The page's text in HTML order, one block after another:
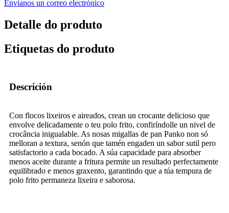
Envíanos un correo electrónico
Detalle do produto
Etiquetas do produto
Descrición
Con flocos lixeiros e aireados, crean un crocante delicioso que
envolve delicadamente o teu polo frito, confiríndolle un nivel de
crocância inigualable. As nosas migallas de pan Panko non só
melloran a textura, senón que tamén engaden un sabor sutil pero
satisfactorio a cada bocado. A súa capacidade para absorber
menos aceite durante a fritura permite un resultado perfectamente
equilibrado e menos graxento, garantindo que a túa tempura de
polo frito permaneza lixeira e saborosa.